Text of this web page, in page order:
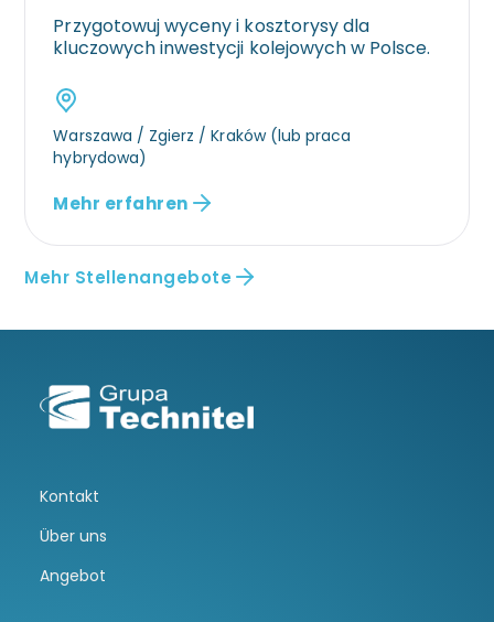
Przygotowuj wyceny i kosztorysy dla
kluczowych inwestycji kolejowych w Polsce.
Warszawa / Zgierz / Kraków (lub praca
hybrydowa)
Mehr erfahren
Mehr Stellenangebote
Kontakt
Über uns
Angebot